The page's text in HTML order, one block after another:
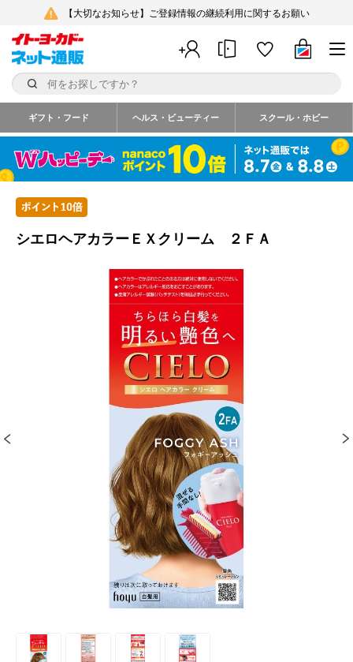
【大切なお知らせ】ご登録情報の継続利用に関するお願い
ギフト・フード ヘルス・ビューティー スクール・ホビー
シエロヘアカラーＥＸクリーム ２ＦＡ